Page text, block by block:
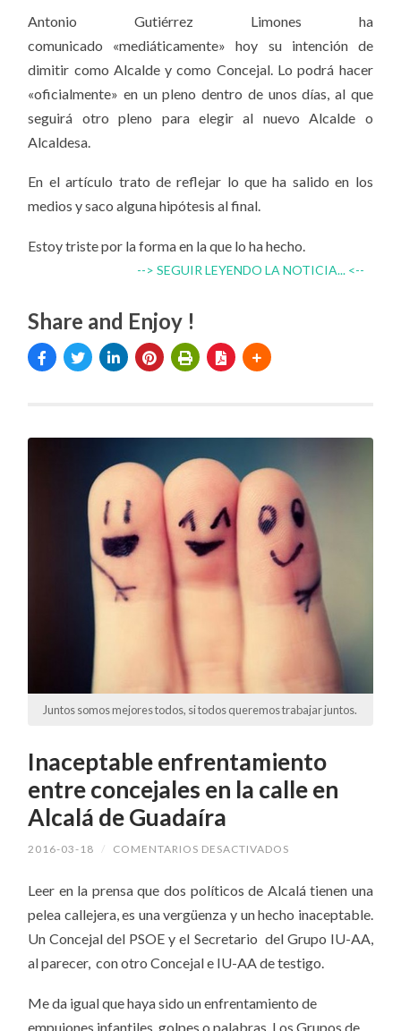
Antonio Gutiérrez Limones ha
comunicado «mediáticamente» hoy su intención de
dimitir como Alcalde y como Concejal. Lo podrá hacer
«oficialmente» en un pleno dentro de unos días, al que
seguirá otro pleno para elegir al nuevo Alcalde o
Alcaldesa.
En el artículo trato de reflejar lo que ha salido en los
medios y saco alguna hipótesis al final.
Estoy triste por la forma en la que lo ha hecho.
--> SEGUIR LEYENDO LA NOTICIA... <--
Share and Enjoy !
Juntos somos mejores todos, si todos queremos trabajar juntos.
Inaceptable enfrentamiento
entre concejales en la calle en
Alcalá de Guadaíra
2016-03-18 / COMENTARIOS DESACTIVADOS
Leer en la prensa que dos políticos de Alcalá tienen una
pelea callejera, es una vergüenza y un hecho inaceptable.
Un Concejal del PSOE y el Secretario del Grupo IU-AA,
al parecer, con otro Concejal e IU-AA de testigo.
Me da igual que haya sido un enfrentamiento de
empujones infantiles, golpes o palabras. Los Grupos de